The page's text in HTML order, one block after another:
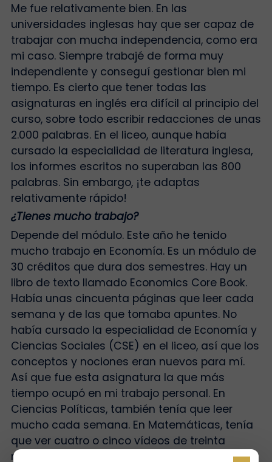
Me fue relativamente bien. En las
universidades inglesas hay que ser capaz de
trabajar con mucha independencia, como era
mi caso. Siempre trabajé de forma muy
independiente y conseguí gestionar bien mi
tiempo. Es cierto que tener todas las
asignaturas en inglés era difícil al principio del
curso, sobre todo escribir redacciones de unas
2.000 palabras. En el liceo, aunque había
cursado la especialidad de literatura inglesa,
los informes escritos no superaban las 800
palabras. Sin embargo, ¡te adaptas
relativamente rápido!
¿Tienes mucho trabajo?
Depende del módulo. Este año he tenido
mucho trabajo en Economía. Es un módulo de
30 créditos que dura dos semestres. Hay un
libro de texto llamado Economics Core Book.
Había unas cincuenta páginas que leer cada
semana y de las que tomaba apuntes. No
había cursado la especialidad de Economía y
Ciencias Sociales (CSE) en el liceo, así que los
conceptos y nociones eran nuevos para mí.
Así que fue esta asignatura la que más
tiempo ocupó en mi trabajo personal. En
Ciencias Políticas, también tenía que leer
mucho cada semana. En Matemáticas, tenía
que ver cuatro o cinco vídeos de treinta
minutos cada semana y hacer ejercicios